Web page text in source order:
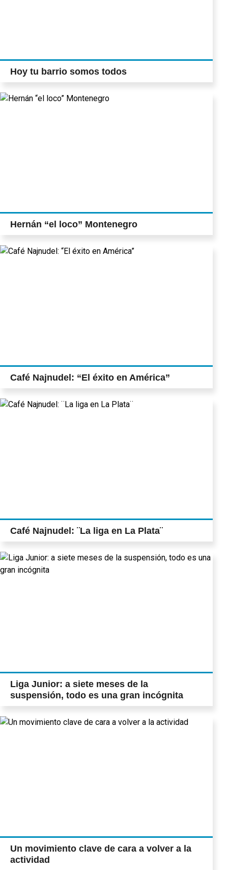
Hoy tu barrio somos todos
Hernán “el loco” Montenegro
Café Najnudel: “El éxito en América”
Café Najnudel: ¨La liga en La Plata¨
Liga Junior: a siete meses de la
suspensión, todo es una gran incógnita
Un movimiento clave de cara a volver a la
actividad